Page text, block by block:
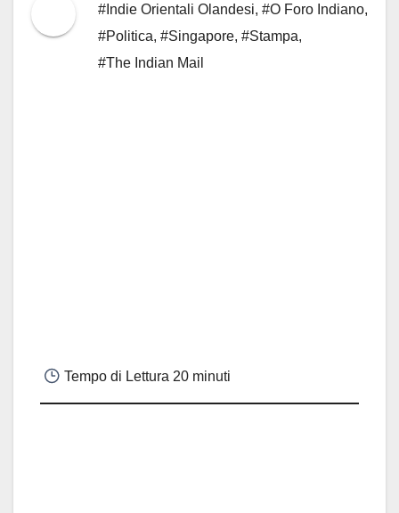
#Indie Orientali Olandesi, #O Foro Indiano,
#Politica, #Singapore, #Stampa,
#The Indian Mail
Tempo di Lettura 20 minuti